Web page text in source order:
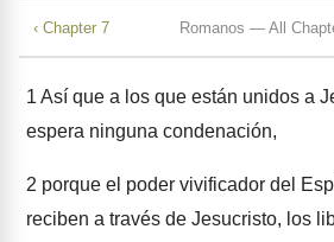
‹ Chapter 7 Romanos — All
1 Así que a los que están unidos a
espera ninguna condenación,
2 porque el poder vivificador del
reciben a través de Jesucristo, los